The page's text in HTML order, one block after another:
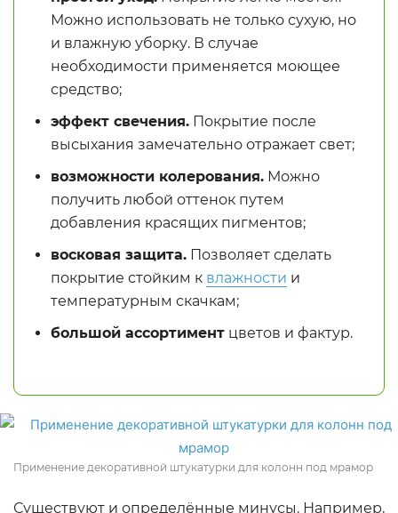
Можно использовать не только сухую, но
и влажную уборку. В случае
необходимости применяется моющее
средство;
эффект свечения. Покрытие после
высыхания замечательно отражает свет;
возможности колерования. Можно
получить любой оттенок путем
добавления красящих пигментов;
восковая защита. Позволяет сделать
покрытие стойким к влажности и
температурным скачкам;
большой ассортимент цветов и фактур.
Применение декоративной штукатурки для колонн под мрамор
Существуют и определённые минусы. Например,